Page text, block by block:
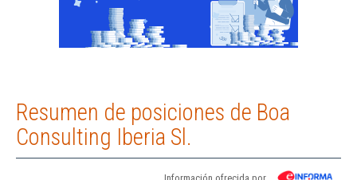
Resumen de posiciones de Boa
Consulting Iberia Sl.